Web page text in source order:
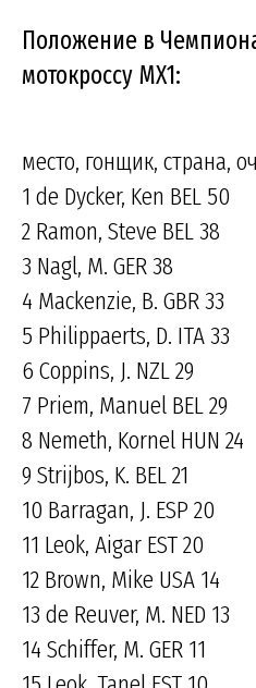
Положение в
мотокроссу МХ1:
место, гонщик, страна,
1 de Dycker, Ken BEL 50
2 Ramon, Steve BEL 38
3 Nagl, M. GER 38
4 Mackenzie, B. GBR 33
5 Philippaerts, D. ITA 33
6 Coppins, J. NZL 29
7 Priem, Manuel BEL 29
8 Nemeth, Kornel HUN 24
9 Strijbos, K. BEL 21
10 Barragan, J. ESP 20
11 Leok, Aigar EST 20
12 Brown, Mike USA 14
13 de Reuver, M. NED 13
14 Schiffer, M. GER 11